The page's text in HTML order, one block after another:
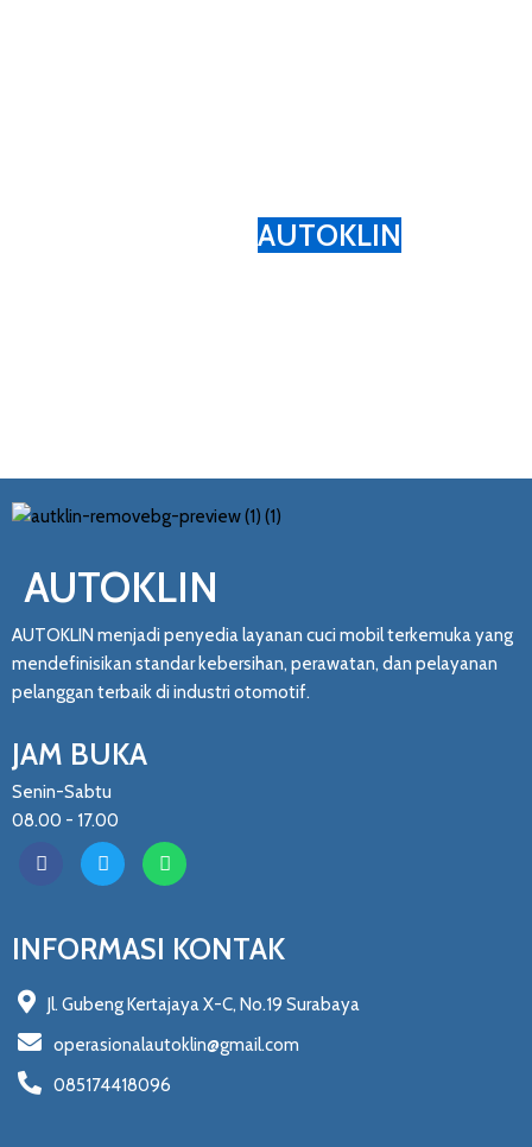
AUTOKLIN
AUTOKLIN
AUTOKLIN menjadi penyedia layanan cuci mobil terkemuka yang
mendefinisikan standar kebersihan, perawatan, dan pelayanan
pelanggan terbaik di industri otomotif.
JAM BUKA
Senin-Sabtu
08.00 - 17.00
INFORMASI KONTAK
Jl. Gubeng Kertajaya X-C, No.19 Surabaya
operasionalautoklin@gmail.com
085174418096